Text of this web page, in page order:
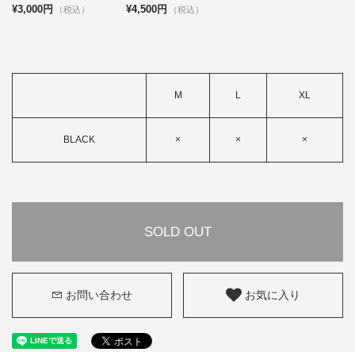
¥3,000円 （税込） ¥4,500円 （税込）
M L XL
BLACK × × ×
SOLD OUT
お問い合わせ お気に入り